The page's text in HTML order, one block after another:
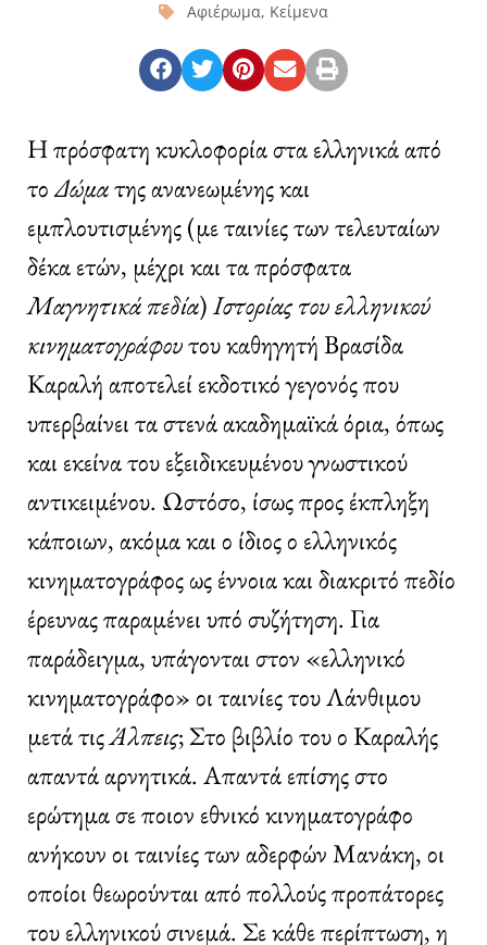
Αφιέρωμα, Κείμενα
Η πρόσφατη κυκλοφορία στα ελληνικά από
τοΔώματης ανανεωμένης και
εμπλουτισμένης (με ταινίες των τελευταίων
δέκα ετών, μέχρι και τα πρόσφατα
Μαγνητικά πεδία)Ιστορίας του ελληνικού
κινηματογράφουτου καθηγητή Βρασίδα
Καραλή αποτελεί εκδοτικό γεγονός που
υπερβαίνει τα στενά ακαδημαϊκά όρια, όπως
και εκείνα του εξειδικευμένου γνωστικού
αντικειμένου. Ωστόσο, ίσως προς έκπληξη
κάποιων, ακόμα και ο ίδιος ο ελληνικός
κινηματογράφος ως έννοια και διακριτό πεδίο
έρευνας παραμένει υπό συζήτηση. Για
παράδειγμα, υπάγονται στον «ελληνικό
κινηματογράφο» οι ταινίες του Λάνθιμου
μετά τιςΆλπεις; Στο βιβλίο του ο Καραλής
απαντά αρνητικά. Απαντά επίσης στο
ερώτημα σε ποιον εθνικό κινηματογράφο
ανήκουν οι ταινίες των αδερφών Μανάκη, οι
οποίοι θεωρούνται από πολλούς προπάτορες
του ελληνικού σινεμά. Σε κάθε περίπτωση, η